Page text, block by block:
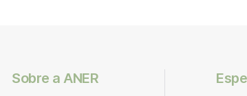
Sobre a ANER